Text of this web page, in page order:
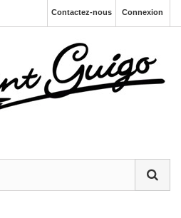
Connexion
Contactez-nous